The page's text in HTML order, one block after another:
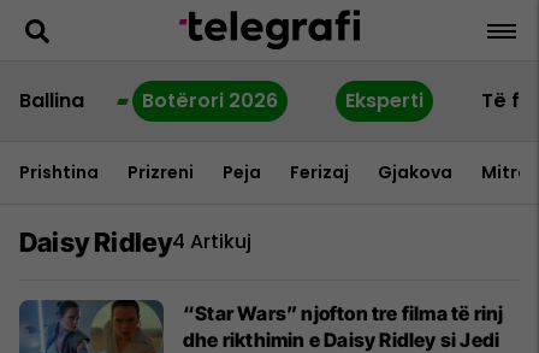
Ballina Botërori 2026 Eksperti Të
Prishtina Prizreni Peja Ferizaj Gjakova
Daisy Ridley4 Artikuj
“Star Wars” njofton tre filma të rinj
dhe rikthimin e Daisy Ridley si Jedi